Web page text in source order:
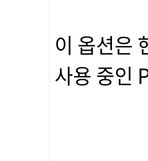
이 옵션은
사용 중인